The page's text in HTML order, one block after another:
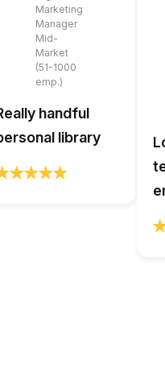
Marketing
Manager
Mid-
Market
(51-1000
emp.)
handful
library